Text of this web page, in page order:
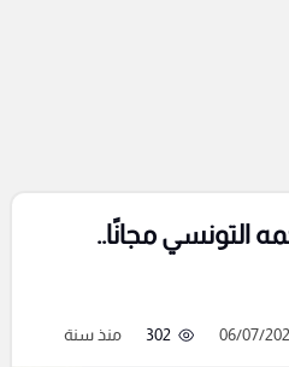
التونسي مجانًا..
302 منذ سنة